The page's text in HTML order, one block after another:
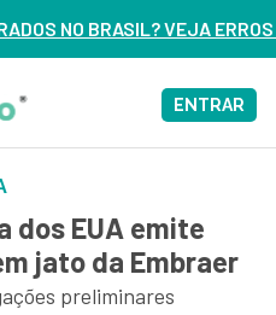
DE 3 DELES – ASSISTA
ENTRAR
dos EUA emite
jato da Embraer
preliminares